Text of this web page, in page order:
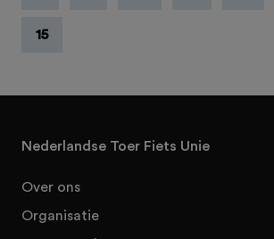
15
Nederlandse Toer Fiets Unie
Over ons
Organisatie